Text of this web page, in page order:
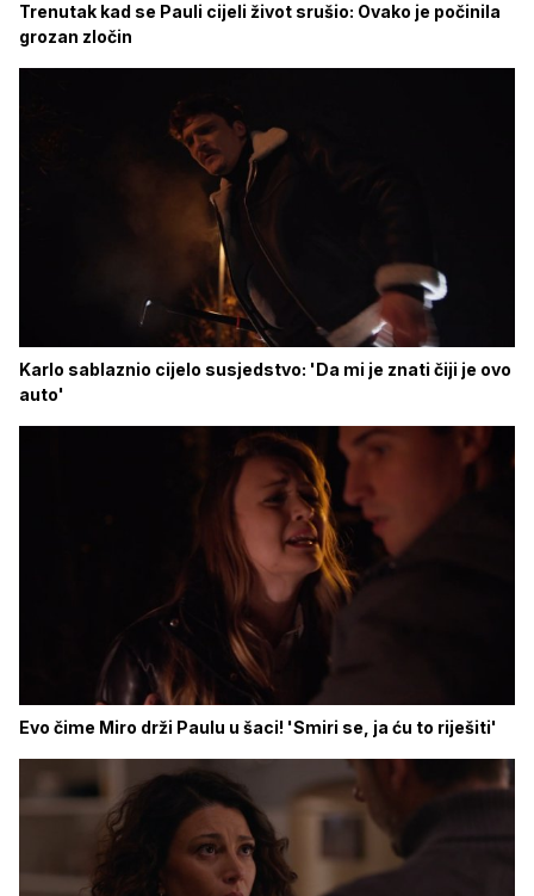
Trenutak kad se Pauli cijeli život srušio: Ovako je počinila
grozan zločin
Karlo sablaznio cijelo susjedstvo: 'Da mi je znati čiji je ovo
auto'
Evo čime Miro drži Paulu u šaci! 'Smiri se, ja ću to riješiti'